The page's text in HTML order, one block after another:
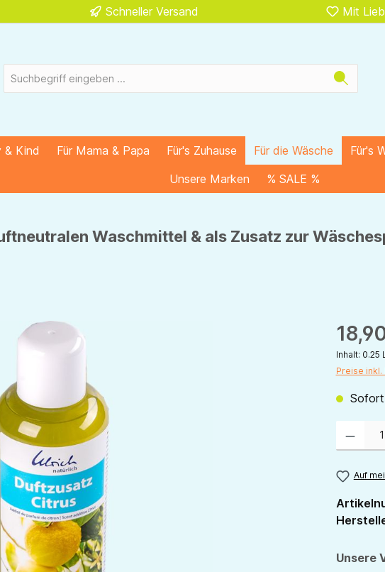
Schneller Versand Mit
& Kind Für Mama & Papa Für's Zuhause Für die Wäsche Für's
Unsere Marken
% SALE %
Waschmittel & als Zusatz zur
Inhalt: 0.25
Preise inkl.
Auf
Unsere